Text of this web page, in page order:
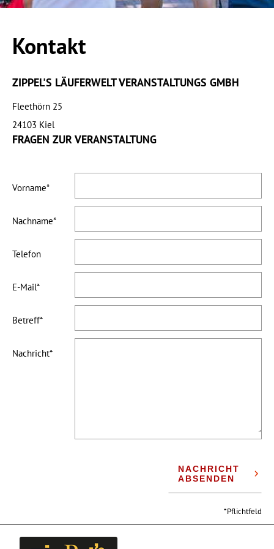
Kleidertransport
6. Strecke
8. Strecke
10. Strecke
Kontakt
ZIPPEL'S LÄUFERWELT VERANSTALTUNGS GMBH
Fleethörn 25
24103 Kiel
FRAGEN ZUR VERANSTALTUNG
Vorname
Nachname
Telefon
E-Mail
Betreff
Nachricht
NACHRICHT
ABSENDEN
Pflichtfeld